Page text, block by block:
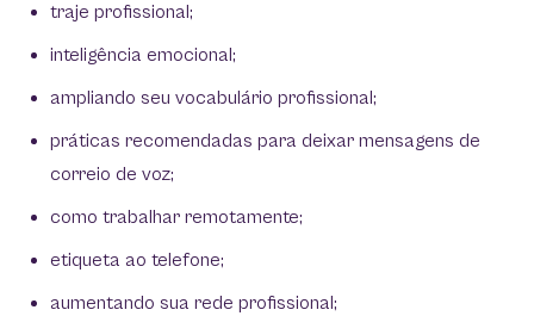
traje profissional;
inteligência emocional;
ampliando seu vocabulário profissional;
práticas recomendadas para deixar mensagens de
correio de voz;
como trabalhar remotamente;
etiqueta ao telefone;
aumentando sua rede profissional;